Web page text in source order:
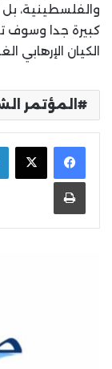
والفلسطينية،
كبيرة جدا وسوف
الكيان الإرهابي
المؤتمر
طباعة